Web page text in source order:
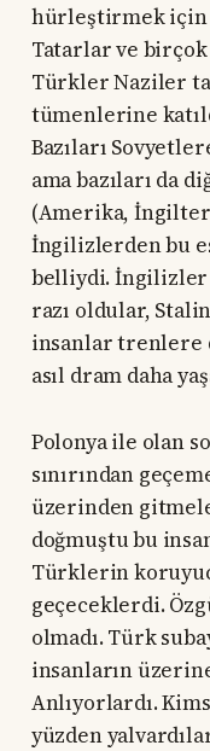
hürleştirmek için
Tatarlar ve
Türkler Naziler
tümenlerine
Bazıları
ama bazıları da
(Amerika,
İngilizlerden bu
belliydi. İngilizler
razı oldular,
insanlar trenlere
asıl dram daha
Polonya ile olan
sınırından
üzerinden
doğmuştu bu
Türklerin
geçeceklerdi.
olmadı. Türk
insanların
Anlıyorlardı.
yüzden